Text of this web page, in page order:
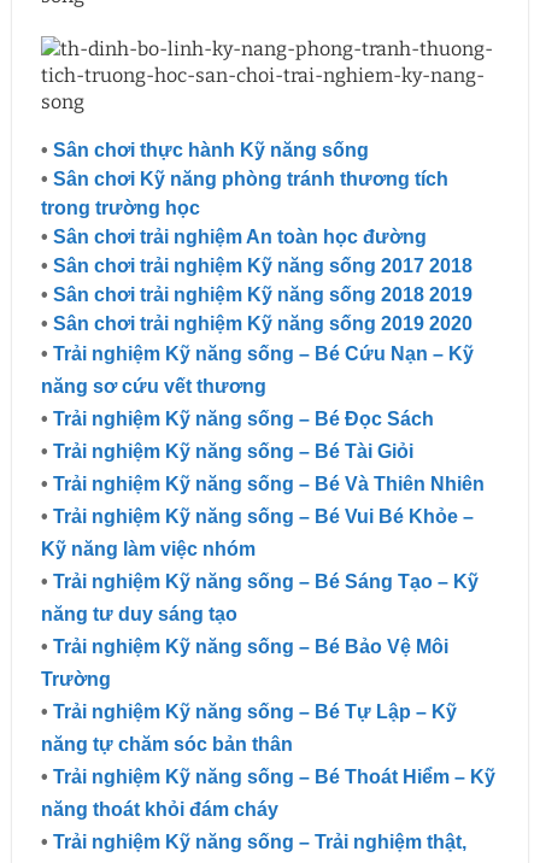
• Sân chơi thực hành Kỹ năng sống
• Sân chơi Kỹ năng phòng tránh thương tích
trong trường học
• Sân chơi trải nghiệm An toàn học đường
• Sân chơi trải nghiệm Kỹ năng sống 2017 2018
• Sân chơi trải nghiệm Kỹ năng sống 2018 2019
• Sân chơi trải nghiệm Kỹ năng sống 2019 2020
• Trải nghiệm Kỹ năng sống – Bé Cứu Nạn – Kỹ
năng sơ cứu vết thương
• Trải nghiệm Kỹ năng sống – Bé Đọc Sách
• Trải nghiệm Kỹ năng sống – Bé Tài Giỏi
• Trải nghiệm Kỹ năng sống – Bé Và Thiên Nhiên
• Trải nghiệm Kỹ năng sống – Bé Vui Bé Khỏe –
Kỹ năng làm việc nhóm
• Trải nghiệm Kỹ năng sống – Bé Sáng Tạo – Kỹ
năng tư duy sáng tạo
• Trải nghiệm Kỹ năng sống – Bé Bảo Vệ Môi
Trường
• Trải nghiệm Kỹ năng sống – Bé Tự Lập – Kỹ
năng tự chăm sóc bản thân
• Trải nghiệm Kỹ năng sống – Bé Thoát Hiểm – Kỹ
năng thoát khỏi đám cháy
• Trải nghiệm Kỹ năng sống – Trải nghiệm thật,